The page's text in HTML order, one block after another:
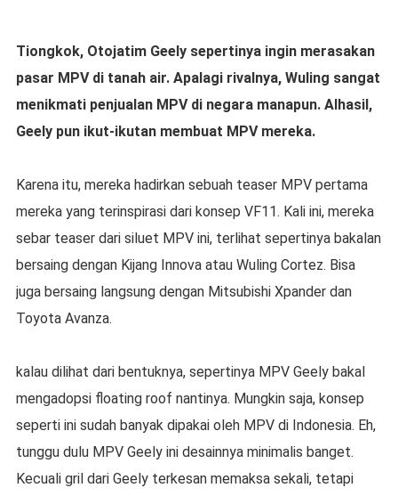
Tiongkok, Otojatim Geely sepertinya ingin merasakan
pasar MPV di tanah air. Apalagi rivalnya, Wuling sangat
menikmati penjualan MPV di negara manapun. Alhasil,
Geely pun ikut-ikutan membuat MPV mereka.
Karena itu, mereka hadirkan sebuah teaser MPV pertama
mereka yang terinspirasi dari konsep VF11. Kali ini, mereka
sebar teaser dari siluet MPV ini, terlihat sepertinya bakalan
bersaing dengan Kijang Innova atau Wuling Cortez. Bisa
juga bersaing langsung dengan Mitsubishi Xpander dan
Toyota Avanza.
kalau dilihat dari bentuknya, sepertinya MPV Geely bakal
mengadopsi floating roof nantinya. Mungkin saja, konsep
seperti ini sudah banyak dipakai oleh MPV di Indonesia. Eh,
tunggu dulu MPV Geely ini desainnya minimalis banget.
Kecuali gril dari Geely terkesan memaksa sekali, tetapi